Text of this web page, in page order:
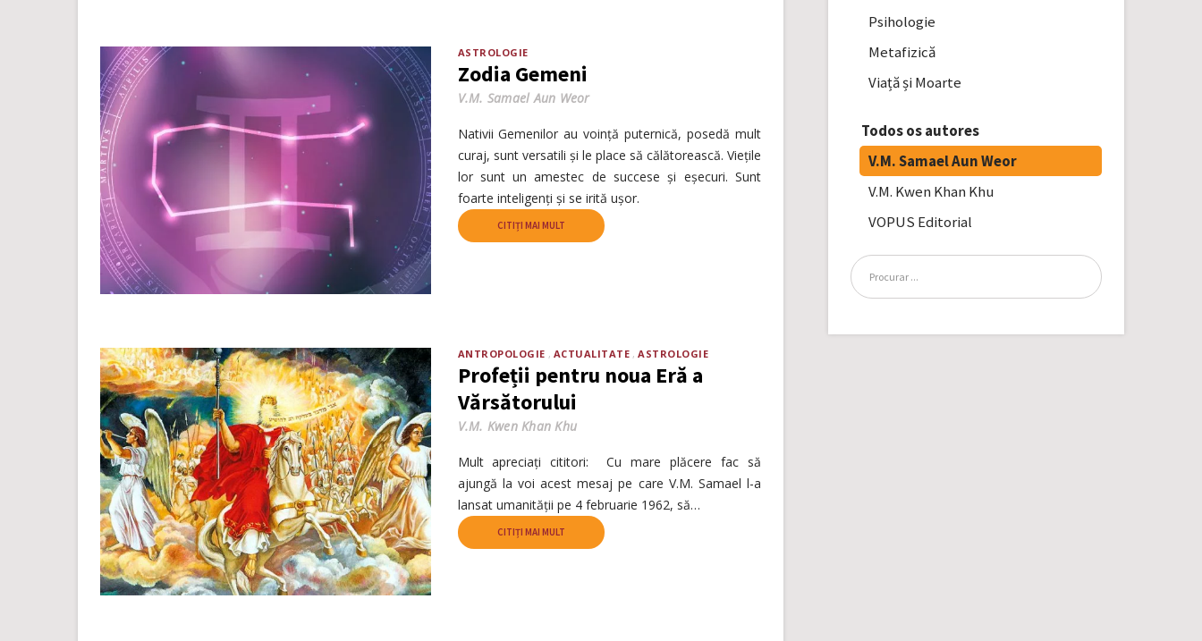
ASTROLOGIE
Zodia Gemeni
V.M. Samael Aun Weor
Nativii Gemenilor au voință puternică, posedă mult
curaj, sunt versatili și le place să călătorească. Viețile
lor sunt un amestec de succese și eșecuri. Sunt
foarte inteligenți și se irită ușor.
CITIȚI MAI MULT
ANTROPOLOGIE ACTUALITATE ASTROLOGIE
Profeții pentru noua Eră a
Vărsătorului
V.M. Kwen Khan Khu
Mult apreciați cititori: Cu mare plăcere fac să
ajungă la voi acest mesaj pe care V.M. Samael l-a
lansat umanității pe 4 februarie 1962, să…
CITIȚI MAI MULT
Psihologie
Metafizică
Viață și Moarte
Todos os autores
V.M. Samael Aun Weor
V.M. Kwen Khan Khu
VOPUS Editorial